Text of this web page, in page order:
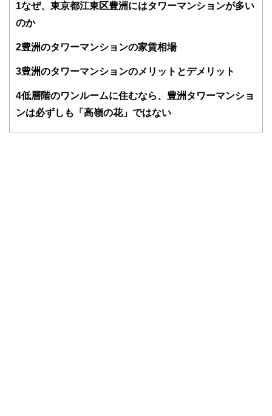
関わることで、読者目線のコンテンツを追求しています。
FinancialFieldの特徴は、ファイナンシャルプランナー、弁
ドバイザー、DCプランナー、公認会計士、社会保険労務
士、行政書士、投資アナリスト、キャリアコンサルタントな
ど150名以上の有資格者を執筆者・監修者として迎え、むず
をわかりやすく発信している点です。
1 なぜ、東京都江東区豊洲にはタワーマンションが多い
のか
2豊洲のタワーマンションの家賃相場
3豊洲のタワーマンションのメリットとデメリット
4低層階のワンルームに住むなら、豊洲タワーマンショ
ンは必ずしも「高嶺の花」ではない